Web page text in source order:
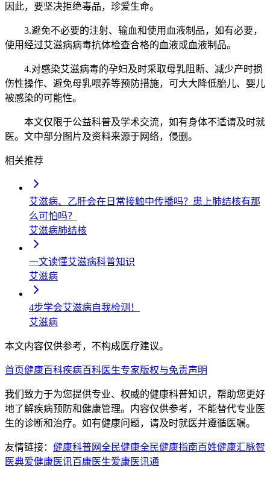
因此，要坚决拒绝毒品，珍爱生命。
3.避免不必要的注射、输血和使用血液制品，如有必要，
使用经过艾滋病病毒抗体检查合格的血液或血液制品。
4.对感染艾滋病毒的孕妇及时采取母乳阻断、减少产时损
伤性操作、避免母乳喂养等预防措施，可大大降低胎儿、婴儿
被感染的可能性。
本文仅限于公益科普及学术交流，如有身体不适请及时就
医。文中部分图片及资料来源于网络，侵删。
相关推荐
艾滋病、乙肝会在日常接触中传播吗？患上肺结核有那
么可怕吗？
艾滋病肺结核
一文读懂艾滋病科普知识
艾滋病
4步学会艾滋病自我检测！
艾滋病
本文内容仅供参考，不构成医疗建议。
首页健康百科疾病百科医生专家版权与免责声明
我们致力于为您提供专业、权威的健康科普知识，帮助您更好
地了解疾病预防和健康管理。内容仅供参考，不能替代专业医
生的诊断和治疗。如有健康问题，请及时就医并遵循医嘱。
友情链接： 健康科普网全民健康全民健康指南百姓健康汇脉智
医典爱健康医讯百康医生爱康医讯通